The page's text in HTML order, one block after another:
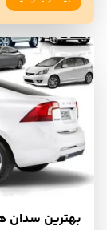
بهترین سدان